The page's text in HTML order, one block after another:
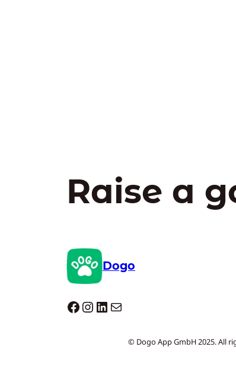
Raise a
Dogo
Dogo facebook InstagramLinkedIn E-mail
© Dogo App GmbH 2025. All